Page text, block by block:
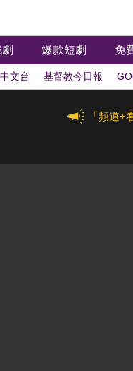
爆款短劇 免
文台 基督教今日報
「頻道+